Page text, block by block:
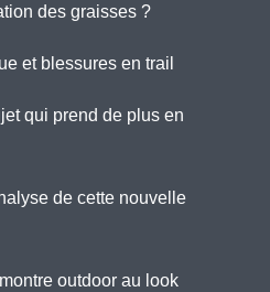
des graisses ?
et blessures en trail
qui prend de plus en
de cette nouvelle
outdoor au look